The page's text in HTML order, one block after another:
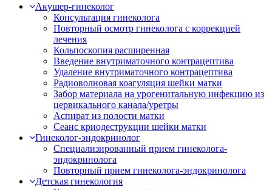
Акушер-гинеколог
Консультация гинеколога
Повторный осмотр гинеколога с коррекцией
лечения
Кольпоскопия расширенная
Введение внутриматочного контрацептива
Удаление внутриматочного контрацептива
Радиоволновая коагуляция шейки матки
Забор материала на урогенитальную инфекцию из
цервикального канала/уретры
Аспират из полости матки
Сеанс криодеструкции шейки матки
Гинеколог-эндокринолог
Специализированный прием гинеколога-
эндокринолога
Повторный прием гинеколога-эндокринолога
Детская гинекология